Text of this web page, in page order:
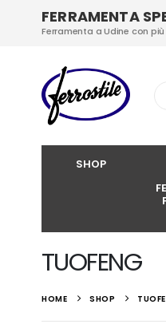
FERRAMENTA
Ferramenta a Udine con
SHOP
TUOFENG
HOME SHOP